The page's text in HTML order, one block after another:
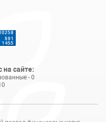
на сайте:
- 0